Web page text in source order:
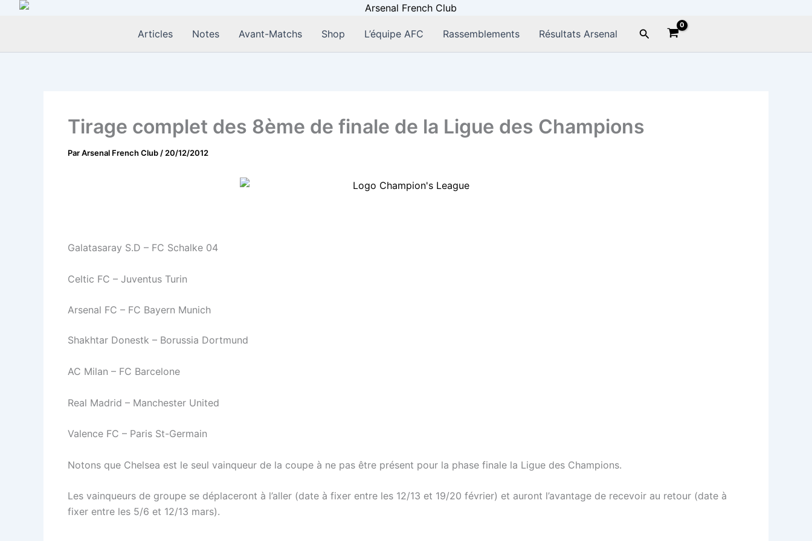
Aller
Articles Notes Avant-Matchs Shop L’équipe AFC Rassemblements Résultats Arsenal Rechercher
Tirage complet des 8ème de finale de la Ligue des Champions
ParArsenal French Club / 20/12/2012
Galatasaray S.D – FC Schalke 04
Celtic FC – Juventus Turin
Arsenal FC – FC Bayern Munich
Shakhtar Donestk – Borussia Dortmund
AC Milan – FC Barcelone
Real Madrid – Manchester United
Valence FC – Paris St-Germain
Notons que Chelsea est le seul vainqueur de la coupe à ne pas être présent pour la phase finale la Ligue des Champions.
Les vainqueurs de groupe se déplaceront à l’aller (date à fixer entre les 12/13 et 19/20 février) et auront l’avantage de recevoir au retour (date à
fixer entre les 5/6 et 12/13 mars).